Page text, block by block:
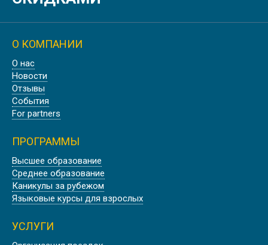
PADWORTH COLLEGE, АНГЛИЯ
О КОМПАНИИ
О нас
Новости
Отзывы
События
For partners
ПРОГРАММЫ
Высшее образование
Среднее образование
Каникулы за рубежом
Языковые курсы для взрослых
УСЛУГИ